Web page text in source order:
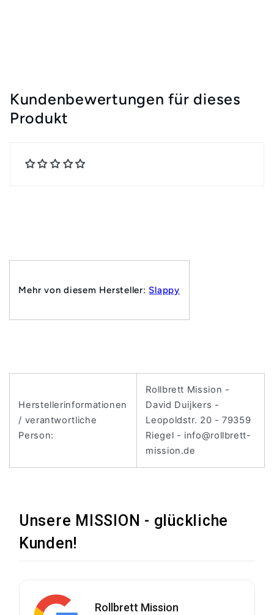
Kundenbewertungen für dieses
Produkt
Mehr von diesem Hersteller: Slappy
Herstellerinformationen
/ verantwortliche
Person:
Rollbrett Mission -
David Duijkers -
Leopoldstr. 20 - 79359
Riegel - info@rollbrett-
mission.de
Unsere MISSION - glückliche
Kunden!
Rollbrett Mission